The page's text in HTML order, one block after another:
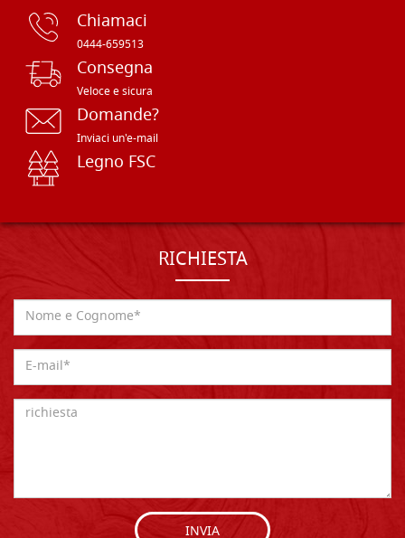
Chiamaci
0444-659513
Consegna
Veloce e sicura
Domande?
Inviaci un'e-mail
Legno FSC
RICHIESTA
INVIA